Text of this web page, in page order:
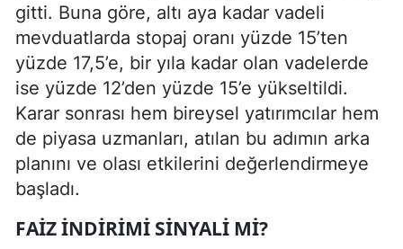
gitti. Buna göre, altı aya kadar vadeli
mevduatlarda stopaj oranı yüzde 15’ten
yüzde 17,5’e, bir yıla kadar olan vadelerde
ise yüzde 12’den yüzde 15’e yükseltildi.
Karar sonrası hem bireysel yatırımcılar hem
de piyasa uzmanları, atılan bu adımın arka
planını ve olası etkilerini değerlendirmeye
başladı.
FAIZ INDIRIMI SINYALI MI?